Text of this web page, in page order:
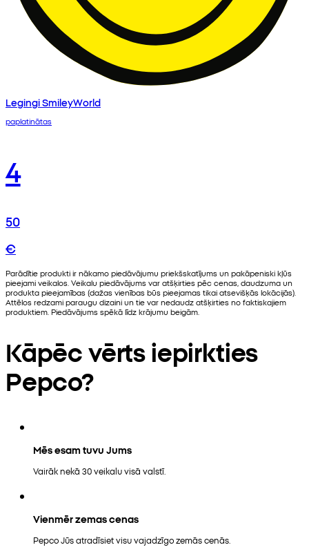
Legingi SmileyWorld
paplatinātas
4
50
€
Parādītie produkti ir nākamo piedāvājumu priekšskatījums un pakāpeniski kļūs
pieejami veikalos. Veikalu piedāvājums var atšķirties pēc cenas, daudzuma un
produkta pieejamības (dažas vienības būs pieejamas tikai atsevišķās lokācijās).
Attēlos redzami paraugu dizaini un tie var nedaudz atšķirties no faktiskajiem
produktiem. Piedāvājums spēkā līdz krājumu beigām.
Kāpēc vērts iepirkties
Pepco?
Mēs esam tuvu Jums
Vairāk nekā 30 veikalu visā valstī.
Vienmēr zemas cenas
Pepco Jūs atradīsiet visu vajadzīgo zemās cenās.